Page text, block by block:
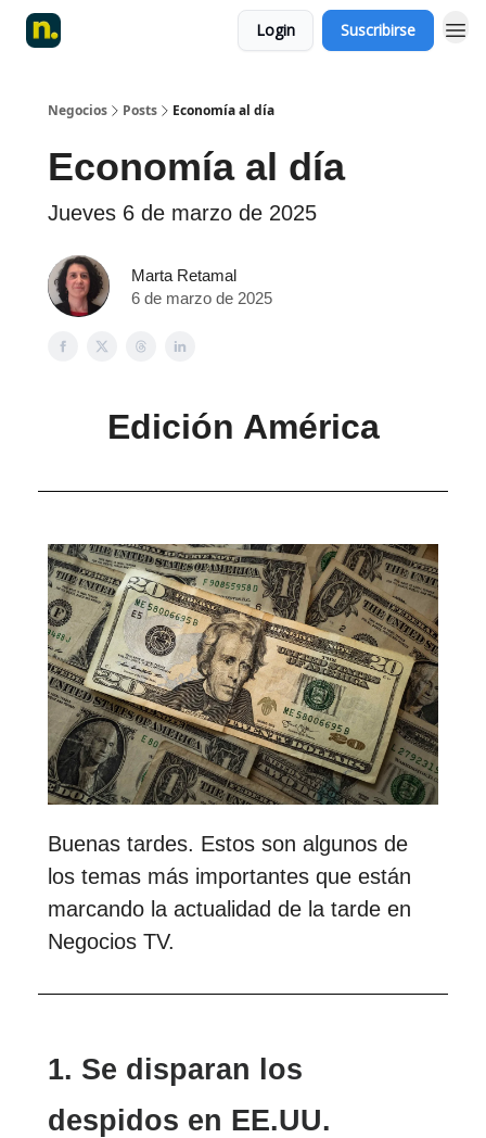
Login Suscribirse
Negocios Posts Economía al día
Economía al día
Jueves 6 de marzo de 2025
Marta Retamal
6 de marzo de 2025
Edición América
Buenas tardes. Estos son algunos de
los temas más importantes que están
marcando la actualidad de la tarde en
Negocios TV.
1. Se disparan los
despidos en EE.UU.